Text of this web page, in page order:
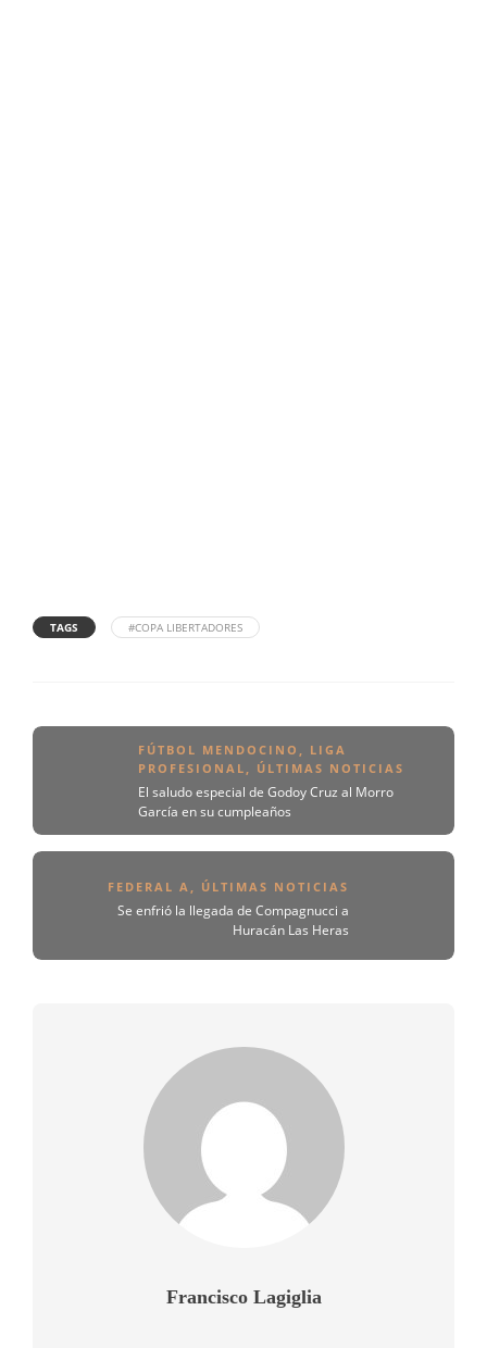
TAGS #COPA LIBERTADORES
FÚTBOL MENDOCINO , LIGA
PROFESIONAL , ÚLTIMAS NOTICIAS
El saludo especial de Godoy Cruz al Morro
García en su cumpleaños
FEDERAL A ÚLTIMAS NOTICIAS
Se enfrió la llegada de Compagnucci a
Huracán Las Heras
Francisco Lagiglia